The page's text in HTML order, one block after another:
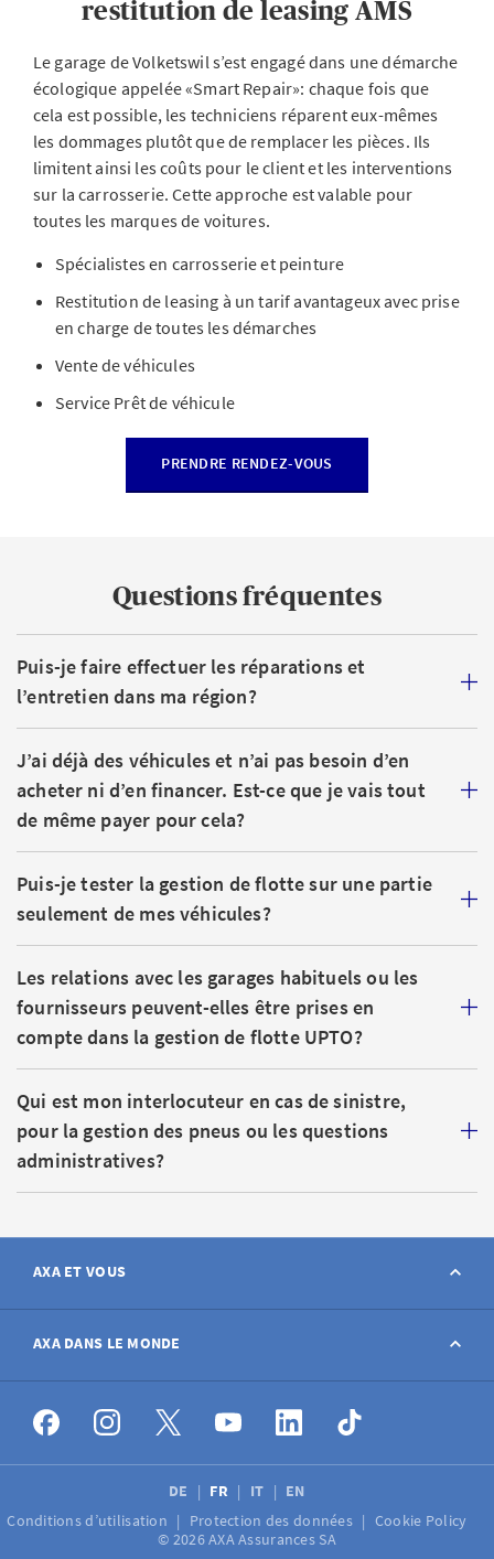
restitution de leasing AMS
Le garage de Volketswil s’est engagé dans une démarche
écologique appelée «Smart Repair»: chaque fois que
cela est possible, les techniciens réparent eux-mêmes
les dommages plutôt que de remplacer les pièces. Ils
limitent ainsi les coûts pour le client et les interventions
sur la carrosserie. Cette approche est valable pour
toutes les marques de voitures.
Spécialistes en carrosserie et peinture
Restitution de leasing à un tarif avantageux avec prise
en charge de toutes les démarches
Vente de véhicules
Service Prêt de véhicule
PRENDRE RENDEZ-VOUS
Questions fréquentes
Puis-je faire effectuer les réparations et
l’entretien dans ma région?
J’ai déjà des véhicules et n’ai pas besoin d’en
acheter ni d’en financer. Est-ce que je vais tout
de même payer pour cela?
Puis-je tester la gestion de flotte sur une partie
seulement de mes véhicules?
Les relations avec les garages habituels ou les
fournisseurs peuvent-elles être prises en
compte dans la gestion de flotte UPTO?
Qui est mon interlocuteur en cas de sinistre,
pour la gestion des pneus ou les questions
administratives?
AXA ET VOUS
Contact
Déclarer sinistre
Postes à pourvoir
Médias
AXA DANS LE MONDE
AXA dans le monde
DE FR IT
EN
Conditions d’utilisation
Protection des données
Cookie Policy
© 2026 AXA Assurances SA